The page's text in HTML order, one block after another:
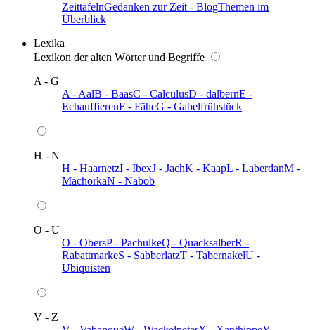
ZeittafelnGedanken zur Zeit - BlogThemen im
Überblick
Lexika
Lexikon der alten Wörter und Begriffe
A - G
A - AalB - BaasC - CalculusD - dalbernE -
EchauffierenF - FäheG - Gabelfrühstück
H - N
H - HaarnetzI - IbexJ - JachK - KaapL - LaberdanM -
MachorkaN - Nabob
O - U
O - ObersP - PachulkeQ - QuacksalberR -
RabattmarkeS - SabberlatzT - TabernakelU -
Ubiquisten
V - Z